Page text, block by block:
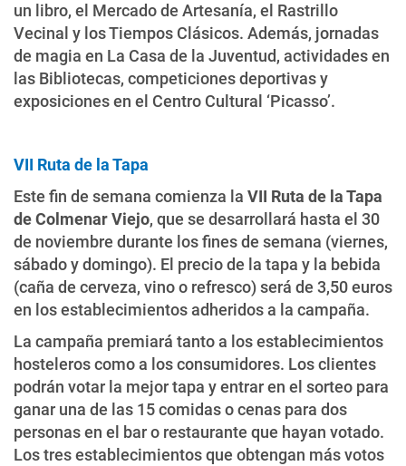
un libro, el Mercado de Artesanía, el Rastrillo
Vecinal y los Tiempos Clásicos. Además, jornadas
de magia en La Casa de la Juventud, actividades en
las Bibliotecas, competiciones deportivas y
exposiciones en el Centro Cultural ‘Picasso’.
VII Ruta de la Tapa
Este fin de semana comienza la VII Ruta de la Tapa
de Colmenar Viejo, que se desarrollará hasta el 30
de noviembre durante los fines de semana (viernes,
sábado y domingo). El precio de la tapa y la bebida
(caña de cerveza, vino o refresco) será de 3,50 euros
en los establecimientos adheridos a la campaña.
La campaña premiará tanto a los establecimientos
hosteleros como a los consumidores. Los clientes
podrán votar la mejor tapa y entrar en el sorteo para
ganar una de las 15 comidas o cenas para dos
personas en el bar o restaurante que hayan votado.
Los tres establecimientos que obtengan más votos